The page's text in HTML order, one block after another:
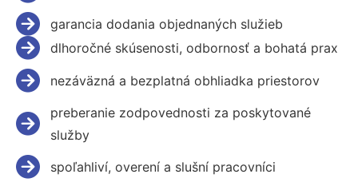
garancia dodania objednaných služieb
dlhoročné skúsenosti, odbornosť a bohatá prax
nezáväzná a bezplatná obhliadka priestorov
preberanie zodpovednosti za poskytované
služby
spoľahliví, overení a slušní pracovníci